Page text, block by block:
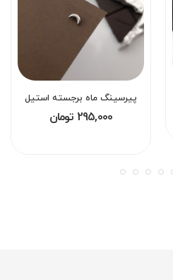
پیرسینگ ماه برجسته استیل
295,000 تومان